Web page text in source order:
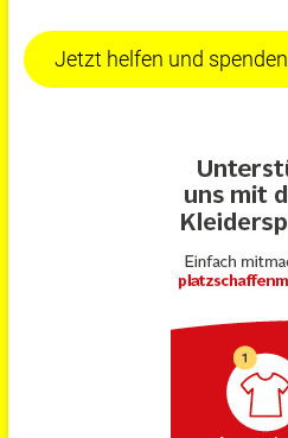
Jetzt helfen und spenden